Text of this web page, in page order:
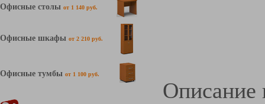
Офисные столы от 1 140 руб.
Офисные шкафы от 2 210 руб.
Офисные тумбы от 1 100 руб.
Описание